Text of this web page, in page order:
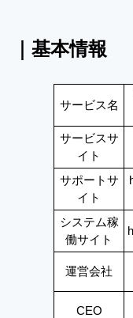
｜基本情報
サービス名
サービスサ
イト
サポートサ
イト
システム稼
働サイト
運営会社
CEO